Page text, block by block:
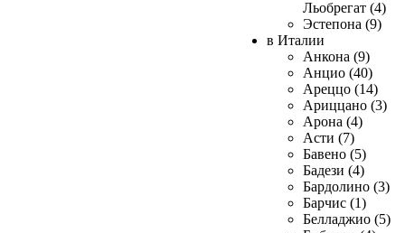
Льобрегат (4)
Эстепона (9)
в Италии
Анкона (9)
Анцио (40)
Ареццо (14)
Ариццано (3)
Арона (4)
Асти (7)
Бавено (5)
Бадези (4)
Бардолино (3)
Барчис (1)
Белладжио (5)